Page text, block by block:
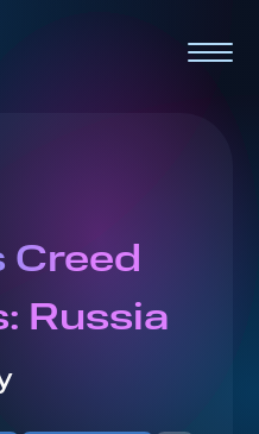
Creed
Russia